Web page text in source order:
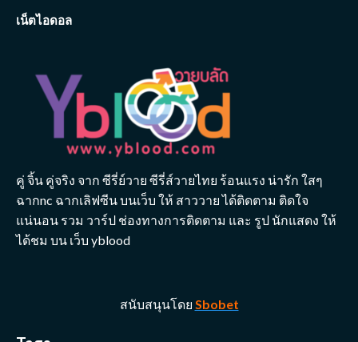
เน็ตไอดอล
คู่ จิ้น คู่จริง จาก ซีรี่ย์วาย ซีรี่ส์วายไทย ร้อนแรง น่ารัก ใสๆ
ฉากnc ฉากเลิฟซีน บนเว็บ ให้ สาววาย ได้ติดตาม ติดใจ
แน่นอน รวม วาร์ป ช่องทางการติดตาม และ รูป นักแสดง ให้
ได้ชม บน เว็บ yblood
สนับสนุนโดย Sbobet